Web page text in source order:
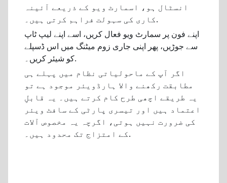
انسٹال ہو، اسمارٹ ویو کے ذریعے آئینہ
کاری کی سہولت فراہم کرتی ہیں۔.
اپنے فون پر سمارٹ ویو فعال کریں، اسے اپنے لیپ ٹاپ
سے جوڑیں، پھر اپنی جاری زوم میٹنگ میں اس ڈسپلے
کو شیئر کریں۔.
اگر آپ کے ماحولیاتی نظام میں پہلے ہی
مطابقت رکھنے والا ہارڈویئر موجود ہے تو
یہ طریقے اچھی طرح کام کرتے ہیں۔ یہ قابلِ
اعتماد ہیں اور تیسری پارٹی کے سافٹ ویئر
کی ضرورت نہیں ہوتی، اگرچہ یہ مخصوص آلات
کے امتزاج تک محدود ہیں۔.